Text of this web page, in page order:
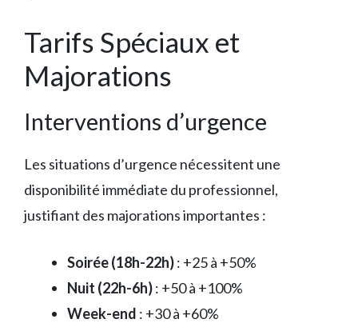
Tarifs Spéciaux et
Majorations
Interventions d’urgence
Les situations d’urgence nécessitent une
disponibilité immédiate du professionnel,
justifiant des majorations importantes :
Soirée (18h-22h): +25 à +50%
Nuit (22h-6h): +50 à +100%
Week-end : +30 à +60%